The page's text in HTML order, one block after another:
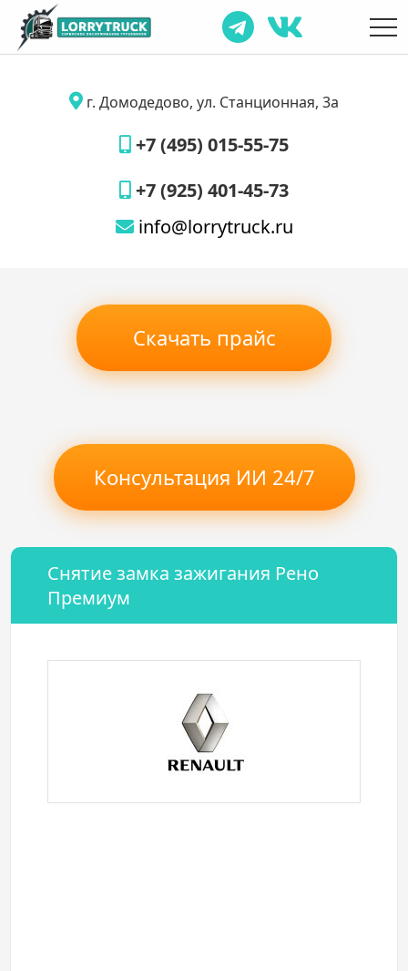
г. Домодедово, ул. Станционная, 3а
+7 (495) 015-55-75
+7 (925) 401-45-73
info@lorrytruck.ru
Скачать прайс
Консультация ИИ 24/7
Снятие замка зажигания Рено
Премиум